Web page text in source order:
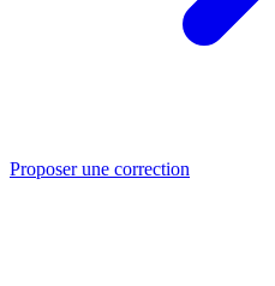
Proposer une correction